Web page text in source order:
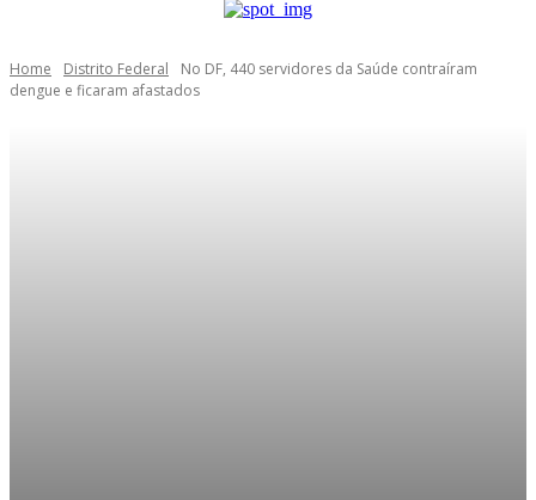
Home Distrito Federal
No DF, 440 servidores da Saúde contraíram
dengue e ficaram afastados